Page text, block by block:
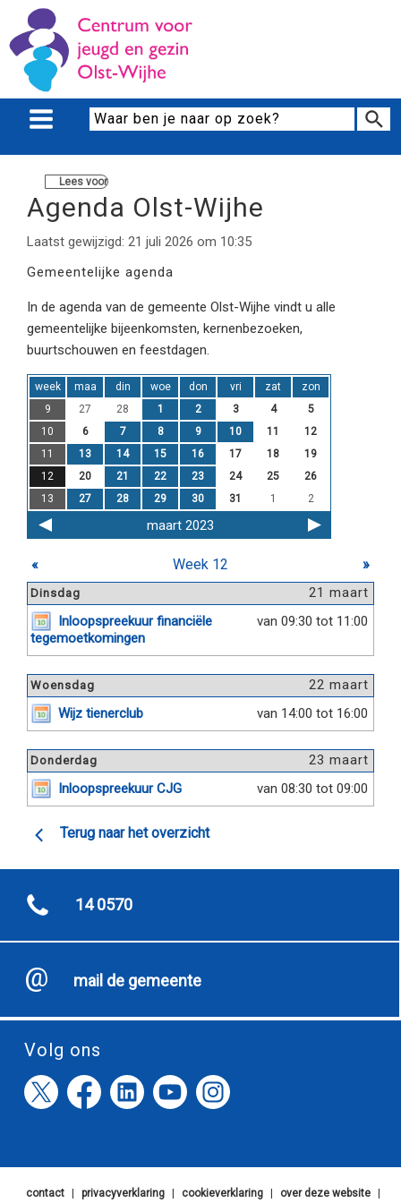
Lees voor
Agenda Olst-Wijhe
Laatst gewijzigd: 21 juli 2026 om 10:35
Gemeentelijke agenda
In de agenda van de gemeente Olst-Wijhe vindt u alle
gemeentelijke bijeenkomsten, kernenbezoeken,
buurtschouwen en feestdagen.
week maa din woe don vri zat
zon
9
27 28 1 2 3 4
5
10
6 7 8 9 10 11
12
11
13 14 15 16 17 18
19
12
20 21 22 23 24 25
26
13
27 28 29 30 31 1 2
maart 2023
« Week 12 »
21 maart
Dinsdag
van 09:30 tot 11:00
Inloopspreekuur financiële
tegemoetkomingen
22 maart
Woensdag
van 14:00 tot 16:00
Wijz tienerclub
23 maart
Donderdag
van 08:30 tot 09:00
Inloopspreekuur CJG
Terug naar het overzicht
14 0570
mail de gemeente
Volg ons
contact privacyverklaring cookieverklaring over deze website